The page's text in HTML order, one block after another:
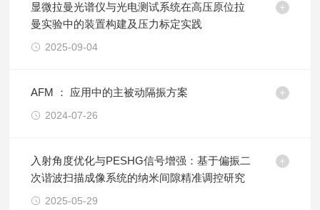
显微拉曼光谱仪与光电测试系统在高压原位拉
曼实验中的装置构建及压力标定实践
2025-09-04
AFM ： 应用中的主被动隔振方案
2024-07-26
入射角度优化与PESHG信号增强：基于偏振二
次谐波扫描成像系统的纳米间隙精准调控研究
2025-05-29